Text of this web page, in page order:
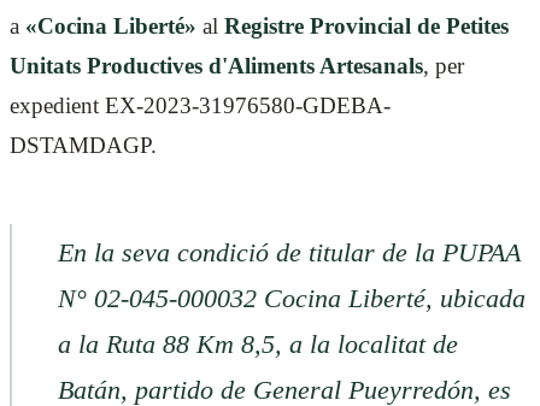
a «Cocina Liberté» al Registre Provincial de Petites
Unitats Productives d'Aliments Artesanals, per
expedient EX-2023-31976580-GDEBA-
DSTAMDAGP.
En la seva condició de titular de la PUPAA
N° 02-045-000032 Cocina Liberté, ubicada
a la Ruta 88 Km 8,5, a la localitat de
Batán, partido de General Pueyrredón, es